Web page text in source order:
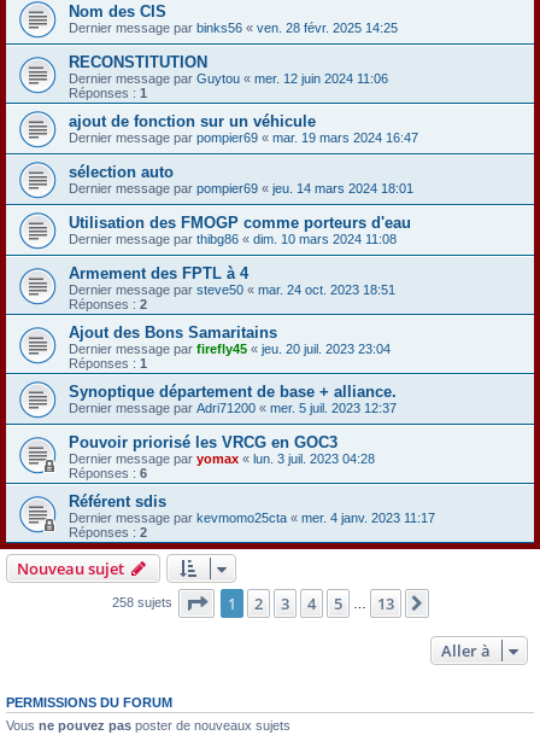
Nom des CIS
Dernier message par binks56 « ven. 28 févr. 2025 14:25
RECONSTITUTION
Dernier message par Guytou « mer. 12 juin 2024 11:06
Réponses : 1
ajout de fonction sur un véhicule
Dernier message par pompier69 « mar. 19 mars 2024 16:47
sélection auto
Dernier message par pompier69 « jeu. 14 mars 2024 18:01
Utilisation des FMOGP comme porteurs d'eau
Dernier message par thibg86 « dim. 10 mars 2024 11:08
Armement des FPTL à 4
Dernier message par steve50 « mar. 24 oct. 2023 18:51
Réponses : 2
Ajout des Bons Samaritains
Dernier message par firefly45 « jeu. 20 juil. 2023 23:04
Réponses : 1
Synoptique département de base + alliance.
Dernier message par Adri71200 « mer. 5 juil. 2023 12:37
Pouvoir priorisé les VRCG en GOC3
Dernier message par yomax « lun. 3 juil. 2023 04:28
Réponses : 6
Référent sdis
Dernier message par kevmomo25cta « mer. 4 janv. 2023 11:17
Réponses : 2
Nouveau sujet
258 sujets Page 1sur13
1 2 3 4 5 13
Aller à
PERMISSIONS DU FORUM
Vous ne pouvez pas poster de nouveaux sujets